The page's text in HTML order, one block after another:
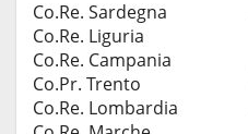
Co.Re. Sardegna
Co.Re. Liguria
Co.Re. Campania
Co.Pr. Trento
Co.Re. Lombardia